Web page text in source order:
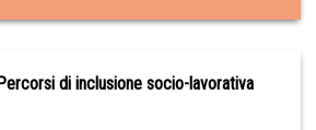
di inclusione socio-lavorativa